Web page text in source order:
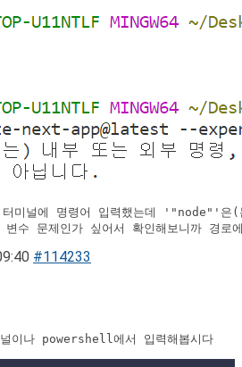
미널에 명령어 입력했는데 '"node"'은
수 문제인가 싶어서 확인해보니까 경
#114233
이나 powershell에서 입력해봅시다